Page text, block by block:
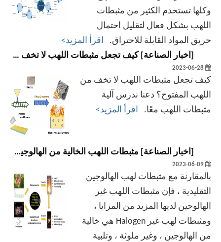
وكلها تستخدم الكثير من مثبطات
اللهب بشكل فعال لتقليل احتمال
حريق المواد القابلة للاحتراق. اقرأ المزيد>
اخبار الصناعة كيف تجعل مثبطات اللهب لا تخف من اللهب المفتوح؟
2023-06-28
كيف تجعل مثبطات اللهب لا تخف من
اللهب المفتوح؟ دعنا ندرس آلية
مثبطات اللهب معًا. اقرأ المزيد>
اخبار الصناعة مثبطات اللهب الخالية من الهالوجين: ضمان سلامة الحياة وحماية البيئة
2023-06-09
بالمقارنة مع مثبطات لهب الهالوجين
التقليدية ، فإن مثبطات اللهب غير
الهالوجين لديها المزيد من المزايا ،
ومثبطات لهب غير Halogen هي خالية
من الهالوجين ، وغير ملوثة ، وتلبية